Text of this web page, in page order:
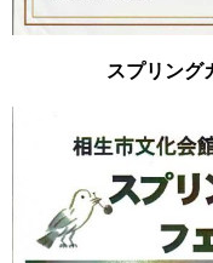
スプリング